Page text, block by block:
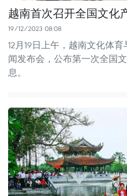
越南首次召开全国文化
19/12/2023 08:08
12月19日上午，越南文化体
闻发布会，公布第一次全国
息。